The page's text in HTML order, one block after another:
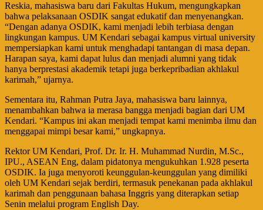
Reskia, mahasiswa baru dari Fakultas Hukum, mengungkapkan
bahwa pelaksanaan OSDIK sangat edukatif dan menyenangkan.
“Dengan adanya OSDIK, kami menjadi lebih terbiasa dengan
lingkungan kampus. UM Kendari sebagai kampus virtual university
mempersiapkan kami untuk menghadapi tantangan di masa depan.
Harapan saya, kami dapat lulus dan menjadi alumni yang tidak
hanya berprestasi akademik tetapi juga berkepribadian akhlakul
karimah,” ujarnya.
Sementara itu, Rahman Putra Jaya, mahasiswa baru lainnya,
menambahkan bahwa ia merasa bangga menjadi bagian dari UM
Kendari. “Kampus ini akan menjadi tempat kami menimba ilmu dan
menggapai mimpi besar kami,” ungkapnya.
Rektor UM Kendari, Prof. Dr. Ir. H. Muhammad Nurdin, M.Sc.,
IPU., ASEAN Eng, dalam pidatonya mengukuhkan 1.928 peserta
OSDIK. Ia juga menyoroti keunggulan-keunggulan yang dimiliki
oleh UM Kendari sejak berdiri, termasuk penekanan pada akhlakul
karimah dan penggunaan bahasa Inggris yang diterapkan setiap
Senin melalui program English Day.